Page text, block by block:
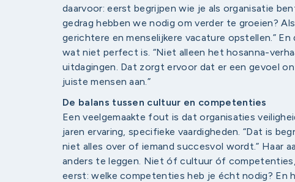
daarvoor: eerst begrijpen wie je als organisatie
gedrag hebben we nodig om verder te groeien?
gerichtere en menselijkere vacature opstellen.”
wat niet perfect is. “Niet alleen het hosanna-
uitdagingen. Dat zorgt ervoor dat er een gevoel
juiste mensen aan.”
De balans tussen cultuur en competenties
Een veelgemaakte fout is dat organisaties
jaren ervaring, specifieke vaardigheden. “Dat is
niet alles over of iemand succesvol wordt.” Haar
anders te leggen. Niet óf cultuur óf competenties,
eerst: welke competenties heb je écht nodig? En